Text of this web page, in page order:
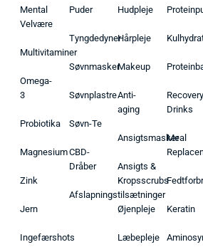
Mental
Velvære
Multivitaminer
Omega-
3
Probiotika
Magnesium
Zink
Jern
Ingefærshots
Puder
Tyngdedyner
Søvnmasker
Søvnplastre
Søvn-Te
CBD-
Dråber
Afslapningstilsætninger
Hudpleje
Hårpleje
Makeup
Anti-
aging
Ansigtsmasker
Ansigts &
Kropsscrubs
Øjenpleje
Læbepleje
Recovery
Drinks
Meal
Keratin